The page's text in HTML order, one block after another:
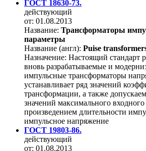
ГОСТ 18630-73.
действующий
от: 01.08.2013
Название: Трансформаторы
параметры
Название (англ): Puise
Назначение: Настоящий стандарт
вновь разрабатываемые и
импульсные трансформаторы
устанавливает ряд значений
трансформации, а также
значений максимального
произведением длительности
импульсное напряжение
ГОСТ 19803-86.
действующий
от: 01.08.2013